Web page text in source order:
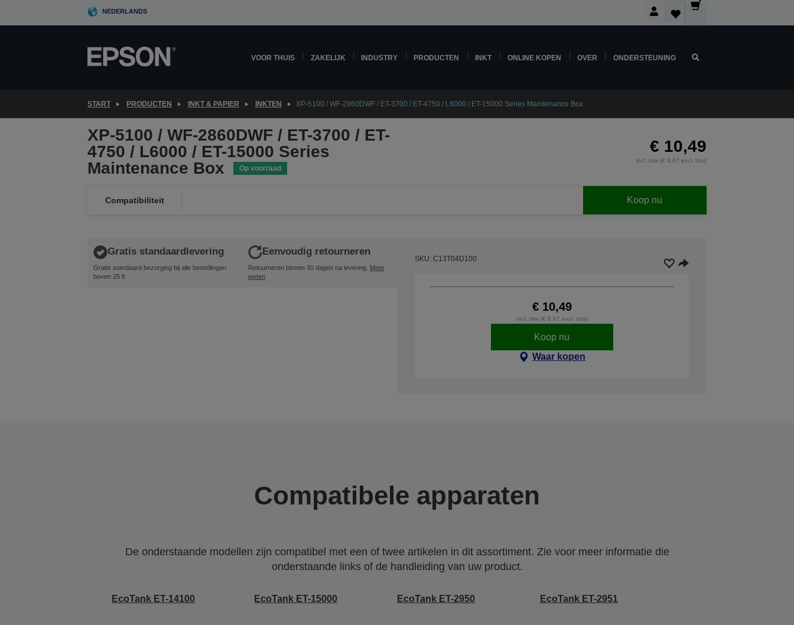
NEDERLANDS
VOOR THUIS ZAKELIJK INDUSTRY PRODUCTEN INKT ONLINE KOPEN OVER ONDERSTEUNING
START PRODUCTEN INKT & PAPIER INKTEN XP-5100 / WF-2860DWF / ET-3700 / ET-4750 / L6000 / ET-15000 Series Maintenance Box
XP-5100 / WF-2860DWF / ET-3700 / ET-
4750 / L6000 / ET-15000 Series
Maintenance Box
Op voorraad
€ 10,49
incl. btw (€ 8,67 excl. btw)
Compatibiliteit Koop nu
Gratis standaardlevering
Gratis standaard bezorging bij alle bestellingen
boven 25 €
Eenvoudig retourneren
Retourneren binnen 30 dagen na levering. Meer
weten
SKU: C13T04D100
€ 10,49
incl. btw (€ 8,67 excl. btw)
Koop nu
Waar kopen
Compatibele apparaten
De onderstaande modellen zijn compatibel met een of twee artikelen in dit assortiment. Zie voor meer informatie die
onderstaande links of de handleiding van uw product.
EcoTank ET-14100 EcoTank ET-15000 EcoTank ET-2950 EcoTank ET-2951